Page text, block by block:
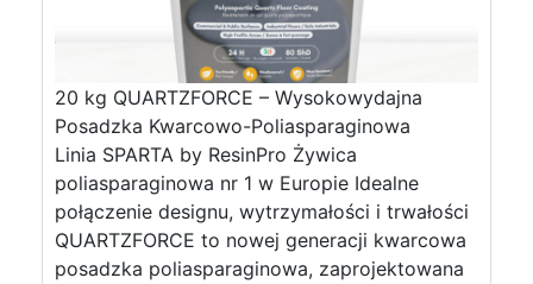
20 kg QUARTZFORCE – Wysokowydajna
Posadzka Kwarcowo-Poliasparaginowa
Linia SPARTA by ResinPro Żywica
poliasparaginowa nr 1 w Europie Idealne
połączenie designu, wytrzymałości i trwałości
QUARTZFORCE to nowej generacji kwarcowa
posadzka poliasparaginowa, zaprojektowana